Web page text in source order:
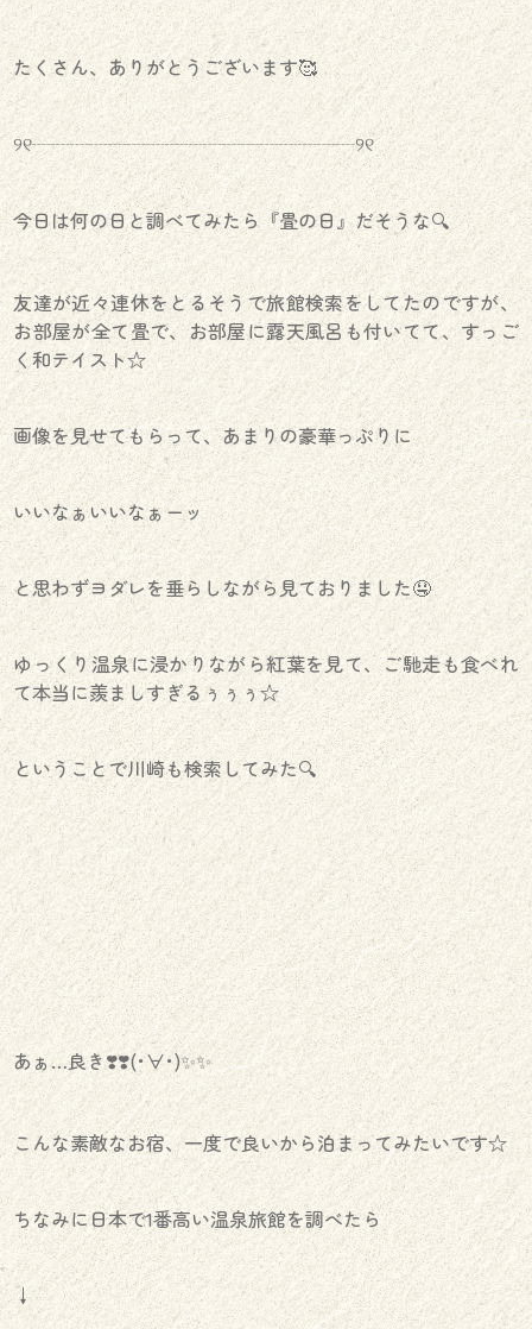
たくさん、ありがとうございます🥰
୨୧┈┈┈┈┈┈┈┈┈┈┈┈┈┈┈┈┈୨୧
今日は何の日と調べてみたら『畳の日』だそうな🔍
友達が近々連休をとるそうで旅館検索をしてたのですが、
お部屋が全て畳で、お部屋に露天風呂も付いてて、すっご
く和テイスト☆
画像を見せてもらって、あまりの豪華っぷりに
いいなぁいいなぁーッ
と思わずヨダレを垂らしながら見ておりました🤤
ゆっくり温泉に浸かりながら紅葉を見て、ご馳走も食べれ
て本当に羨ましすぎるぅぅぅ☆
ということで川崎も検索してみた🔍
あぁ…良き❣️❣️(･∀･)✨✨
こんな素敵なお宿、一度で良いから泊まってみたいです☆
ちなみに日本で1番高い温泉旅館を調べたら
↓